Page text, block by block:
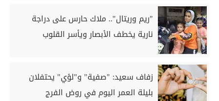
"ريم وريتال".. ملاك حارس على دراجة
نارية يخطف الأبصار ويأسر القلوب
زفاف سعيد: "صفية" و"لؤي" يحتفلان
بليلة العمر اليوم في روض الفرج